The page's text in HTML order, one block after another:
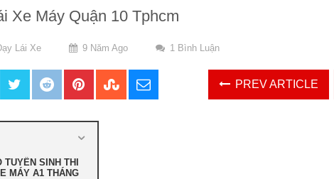
Xe Máy Quận 10 Tphcm
Lái Xe 9 Năm Ago 1 Bình Luận
PREV ARTICLE
TUYỂN SINH THI
MÁY A1 THÁNG